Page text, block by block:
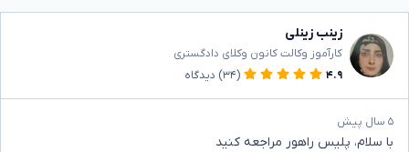
زینب زینلی
کارآموز وکالت کانون وکلای دادگستری
۴.۹
(۳۴) دیدگاه
۵ سال پیش
با سلام، پلیس راهور مراجعه کنید